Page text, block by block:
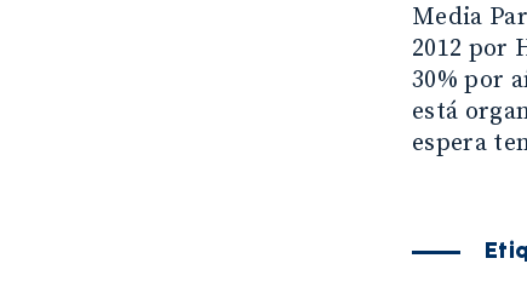
Media
2012 por
30% por
está
espera